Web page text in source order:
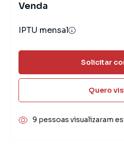
Venda
IPTU mensal
Solicitar
Quero
9 pessoas visualizaram